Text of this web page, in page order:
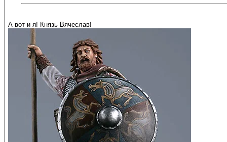
А вот и я! Князь Вячеслав!